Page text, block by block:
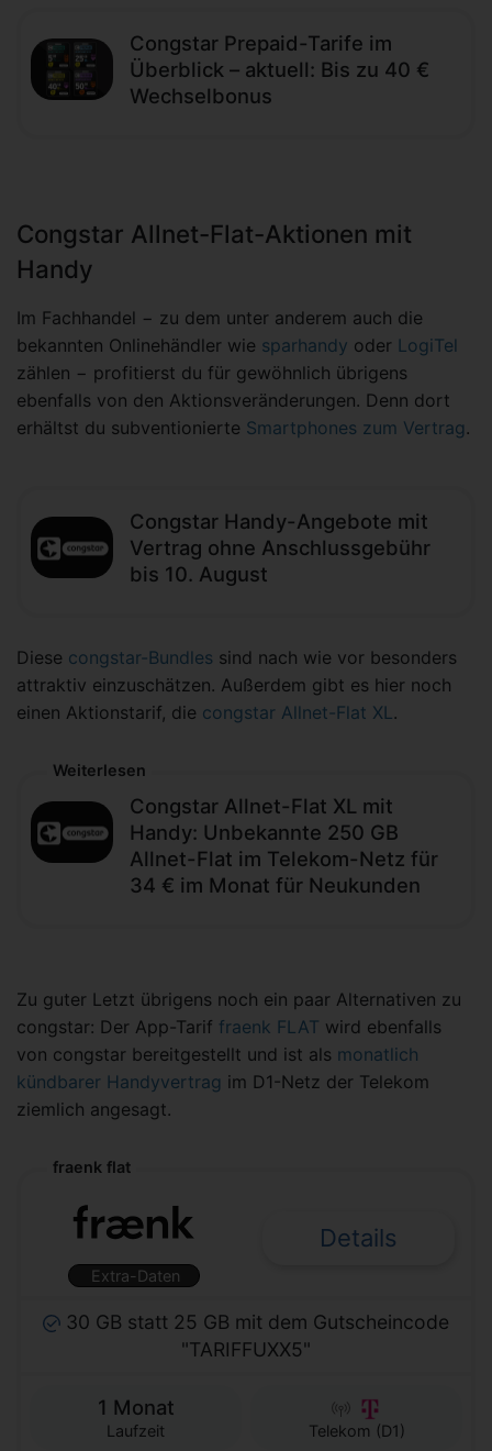
Congstar Prepaid-Tarife im
Überblick – aktuell: Bis zu 40 €
Wechselbonus
Congstar Allnet-Flat-Aktionen mit
Handy
Im Fachhandel − zu dem unter anderem auch die
bekannten Onlinehändler wie sparhandy oder LogiTel
zählen − profitierst du für gewöhnlich übrigens
ebenfalls von den Aktionsveränderungen. Denn dort
erhältst du subventionierte Smartphones zum Vertrag.
Congstar Handy-Angebote mit
Vertrag ohne Anschlussgebühr
bis 10. August
Diese congstar-Bundles sind nach wie vor besonders
attraktiv einzuschätzen. Außerdem gibt es hier noch
einen Aktionstarif, die congstar Allnet-Flat XL.
Weiterlesen
Congstar Allnet-Flat XL mit
Handy: Unbekannte 250 GB
Allnet-Flat im Telekom-Netz für
34 € im Monat für Neukunden
Zu guter Letzt übrigens noch ein paar Alternativen zu
congstar: Der App-Tarif fraenk FLAT wird ebenfalls
von congstar bereitgestellt und ist als monatlich
kündbarer Handyvertrag im D1-Netz der Telekom
ziemlich angesagt.
fraenk flat
Extra-Daten
Details
30 GB statt 25 GB mit dem Gutscheincode
"TARIFFUXX5"
1 Monat
Laufzeit Telekom (D1)